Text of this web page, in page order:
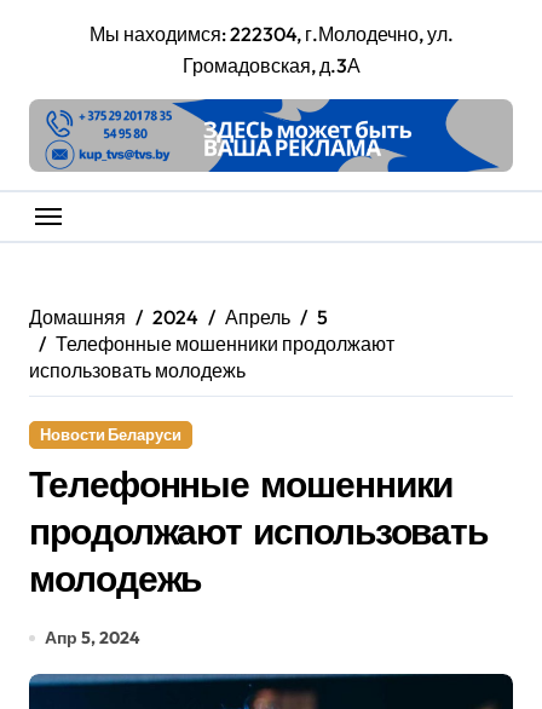
Мы находимся: 222304, г.Молодечно, ул.
Громадовская, д.3А
Домашняя 2024 Апрель
5
Телефонные мошенники продолжают
использовать молодежь
Новости Беларуси
Телефонные мошенники
продолжают использовать
молодежь
Апр 5, 2024